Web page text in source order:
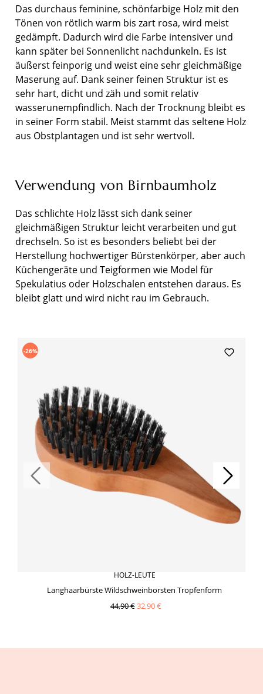
Das durchaus feminine, schönfarbige Holz mit den
Tönen von rötlich warm bis zart rosa, wird meist
gedämpft. Dadurch wird die Farbe intensiver und
kann später bei Sonnenlicht nachdunkeln. Es ist
äußerst feinporig und weist eine sehr gleichmäßige
Maserung auf. Dank seiner feinen Struktur ist es
sehr hart, dicht und zäh und somit relativ
wasserunempfindlich. Nach der Trocknung bleibt es
in seiner Form stabil. Meist stammt das seltene Holz
aus Obstplantagen und ist sehr wertvoll.
Verwendung von Birnbaumholz
Das schlichte Holz lässt sich dank seiner
gleichmäßigen Struktur leicht verarbeiten und gut
drechseln. So ist es besonders beliebt bei der
Herstellung hochwertiger Bürstenkörper, aber auch
Küchengeräte und Teigformen wie Model für
Spekulatius oder Holzschalen entstehen daraus. Es
bleibt glatt und wird nicht rau im Gebrauch.
Produktgalerie überspringen
-26%
HOLZ-LEUTE
Langhaarbürste Wildschweinborsten Tropfenform
44,90 €32,90 €